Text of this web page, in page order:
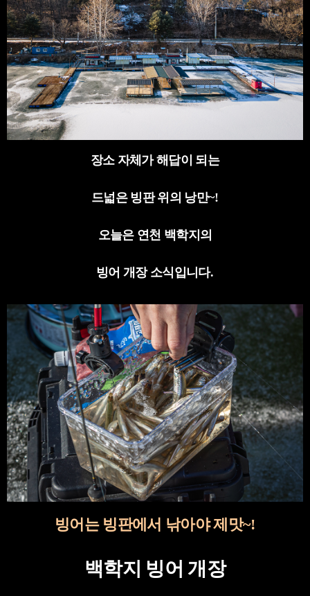
장소 자체가 해답이 되는
드넓은 빙판 위의 낭만~!
오늘은 연천 백학지의
빙어 개장 소식입니다.
빙어는 빙판에서 낚아야 제맛~!
백학지 빙어 개장